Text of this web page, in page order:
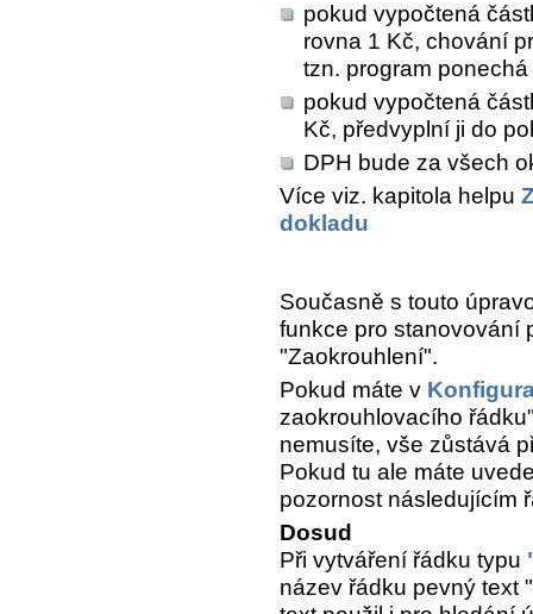
pokud vypočtená
rovna 1 Kč, chování
tzn. program
pokud vypočtená
Kč, předvyplní ji do
DPH bude za všech
Více viz. kapitola helpu
dokladu
Současně s touto
funkce pro stanovování
"Zaokrouhlení".
Pokud máte v
zaokrouhlovacího
nemusíte, vše zůstává
Pokud tu ale máte
pozornost následujícím
Dosud
Při vytváření řádku typu
název řádku pevný text